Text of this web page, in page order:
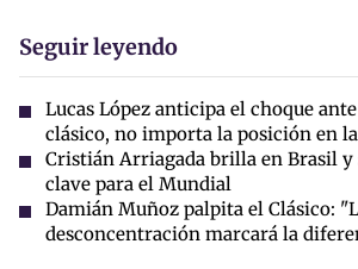
Seguir leyendo
Lucas López anticipa el choque
clásico, no importa la posición en
Cristián Arriagada brilla en Brasil y
clave para el Mundial
Damián Muñoz palpita el Clásico:
desconcentración marcará la